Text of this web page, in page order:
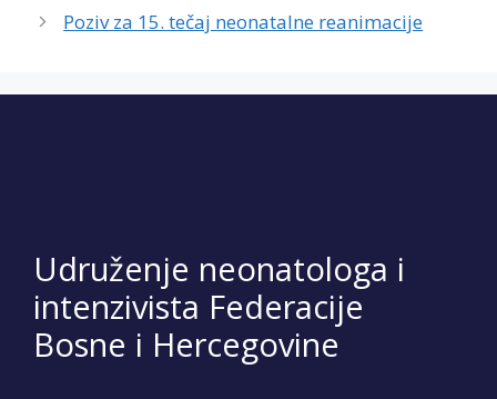
Poziv za 15. tečaj neonatalne reanimacije
Udruženje neonatologa i
intenzivista Federacije
Bosne i Hercegovine